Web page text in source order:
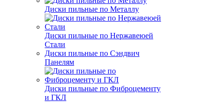
Диски пильные по Металлу
Диски пильные по Нержавеюей
Стали
Диски пильные по Сэндвич
Панелям
Диски пильные по Фиброцементу
и ГКЛ